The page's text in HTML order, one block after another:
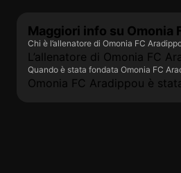
Maggiori info su Omonia
Chi è l’allenatore di Omonia FC
L’allenatore di Omonia FC
Quando è stata fondata Omonia FC
Omonia FC Aradippou è